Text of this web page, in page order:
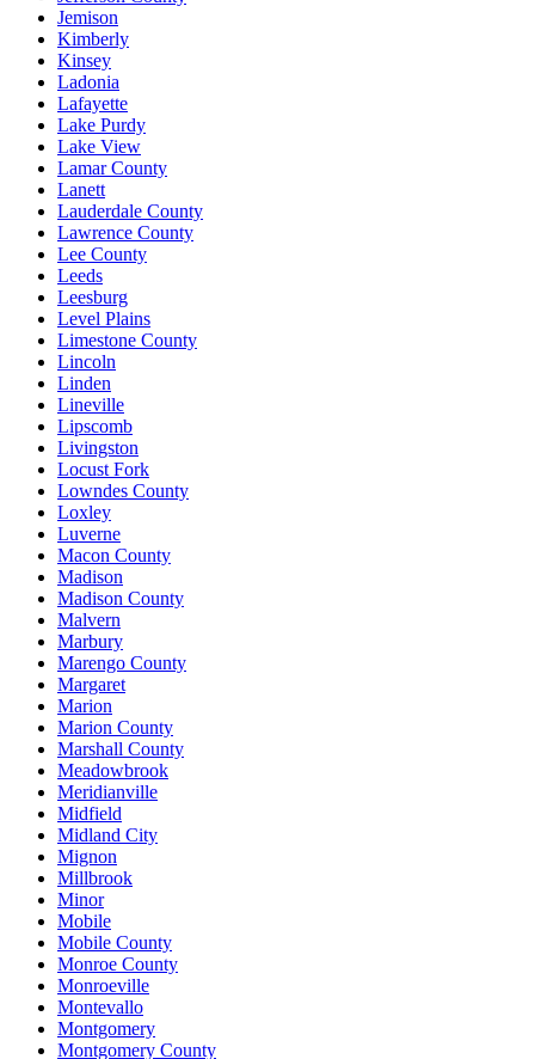
Jemison
Kimberly
Kinsey
Ladonia
Lafayette
Lake Purdy
Lake View
Lamar County
Lanett
Lauderdale County
Lawrence County
Lee County
Leeds
Leesburg
Level Plains
Limestone County
Lincoln
Linden
Lineville
Lipscomb
Livingston
Locust Fork
Lowndes County
Loxley
Luverne
Macon County
Madison
Madison County
Malvern
Marbury
Marengo County
Margaret
Marion
Marion County
Marshall County
Meadowbrook
Meridianville
Midfield
Midland City
Mignon
Millbrook
Minor
Mobile
Mobile County
Monroe County
Monroeville
Montevallo
Montgomery
Montgomery County